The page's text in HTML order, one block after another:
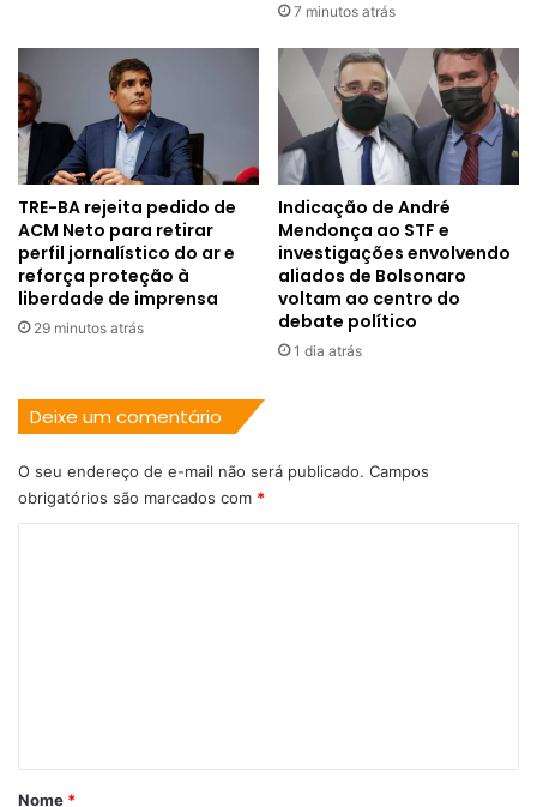
7 minutos atrás
TRE-BA rejeita pedido de
ACM Neto para retirar
perfil jornalístico do ar e
reforça proteção à
liberdade de imprensa
29 minutos atrás
Indicação de André
Mendonça ao STF e
investigações envolvendo
aliados de Bolsonaro
voltam ao centro do
debate político
1 dia atrás
Deixe um comentário
O seu endereço de e-mail não será publicado. Campos
obrigatórios são marcados com *
rNome *